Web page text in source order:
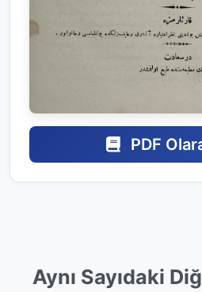
PDF
Aynı Sayıdaki